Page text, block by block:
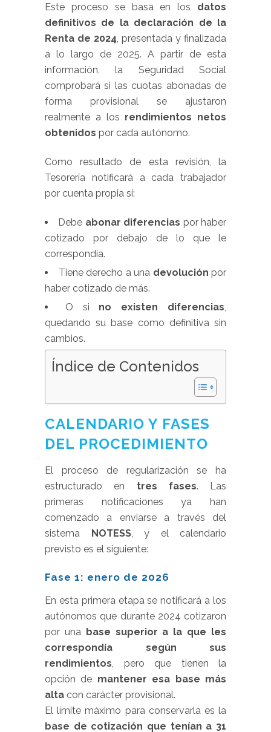
Este proceso se basa en los datos
definitivos de la declaración de la
Renta de 2024, presentada y finalizada
a lo largo de 2025. A partir de esta
información, la Seguridad Social
comprobará si las cuotas abonadas de
forma provisional se ajustaron
realmente a los rendimientos netos
obtenidos por cada autónomo.
Como resultado de esta revisión, la
Tesorería notificará a cada trabajador
por cuenta propia si:
Debe abonar diferencias por haber
cotizado por debajo de lo que le
correspondía.
Tiene derecho a una devolución por
haber cotizado de más.
O si no existen diferencias,
quedando su base como definitiva sin
cambios.
Índice de Contenidos
CALENDARIO Y FASES
DEL PROCEDIMIENTO
El proceso de regularización se ha
estructurado en tres fases. Las
primeras notificaciones ya han
comenzado a enviarse a través del
sistema
NOTESS, y el calendario
previsto es el siguiente:
Fase 1: enero de 2026
En esta primera etapa se notificará a los
autónomos que durante 2024 cotizaron
por una base superior a la que les
correspondía según sus
rendimientos, pero que tienen la
opción de mantener esa base más
alta con carácter provisional.
El límite máximo para conservarla es la
base de cotización que tenían a 31